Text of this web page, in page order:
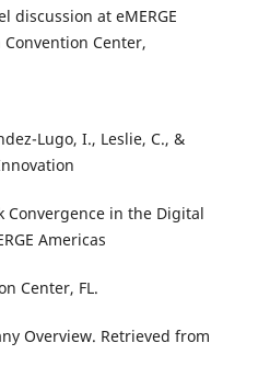
discussion at eMERGE
Center,
Lugo, I., Leslie, C., &
Convergence in the Digital
Americas
Center, FL.
Overview. Retrieved from